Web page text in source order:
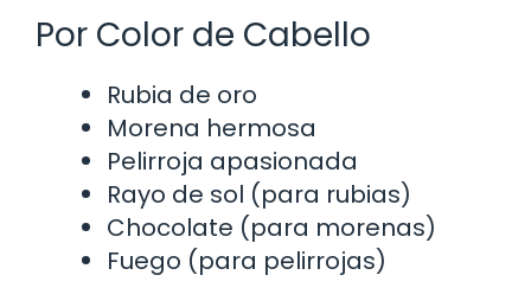
Por Color de Cabello
Rubia de oro
Morena hermosa
Pelirroja apasionada
Rayo de sol (para rubias)
Chocolate (para morenas)
Fuego (para pelirrojas)